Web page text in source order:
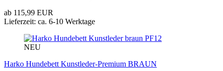
ab 115,99 EUR
Lieferzeit: ca. 6-10 Werktage
PF12
NEU
Harko Hundebett Kunstleder-Premium BRAUN